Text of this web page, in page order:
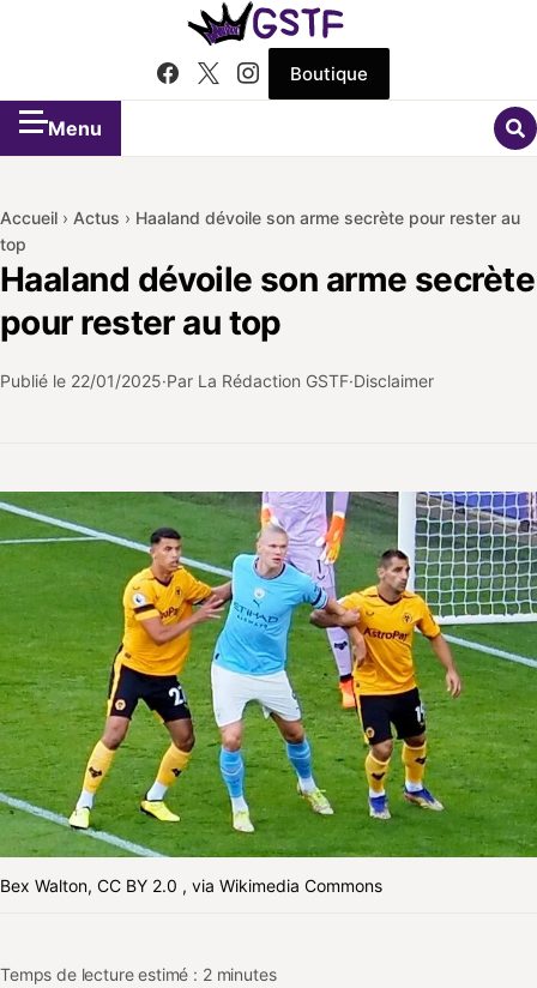
Boutique
Menu
Accueil › Actus › Haaland dévoile son arme secrète pour rester au
top
Haaland dévoile son arme secrète
pour rester au top
Publié le 22/01/2025 Par La Rédaction GSTF Disclaimer
Bex Walton, CC BY 2.0 , via Wikimedia Commons
Temps de lecture estimé : 2 minutes